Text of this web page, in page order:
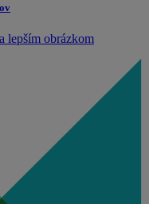
lepším obrázkom